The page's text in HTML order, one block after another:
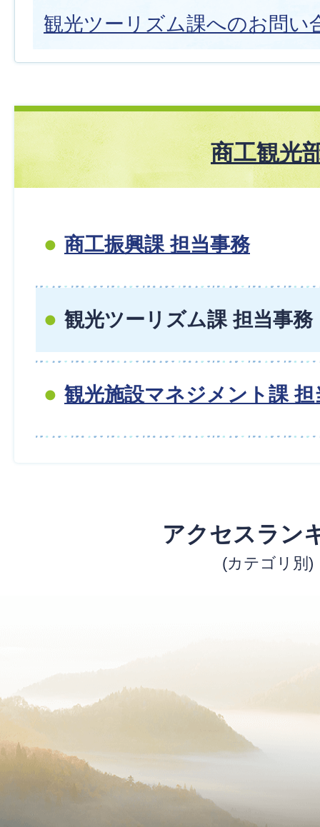
観光ツーリズム課へのお問い
商工観光
商工振興課 担当事務
観光ツーリズム課 担当事務
観光施設マネジメント課 担
アクセスラン
(カテゴリ別)